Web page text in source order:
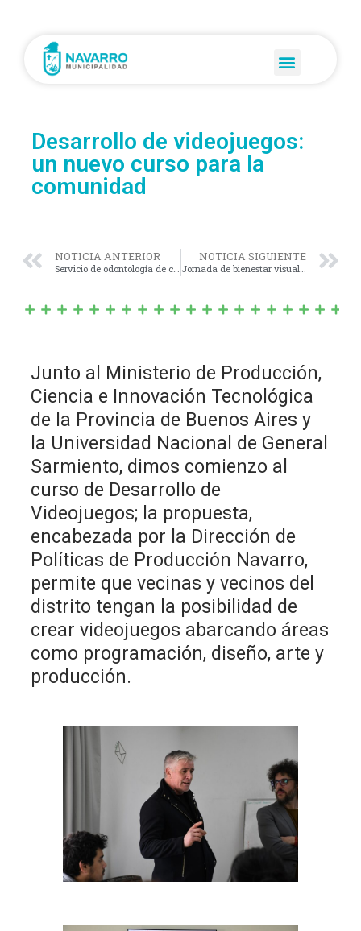
Desarrollo de videojuegos:
un nuevo curso para la
comunidad
NOTICIA ANTERIOR
Servicio de odontología de calidad: trabajando arduo por la salud
NOTICIA SIGUIENTE
Jornada de bienestar visual y cardiovascular: más salud para nuestros adultos mayores
Junto al Ministerio de Producción,
Ciencia e Innovación Tecnológica
de la Provincia de Buenos Aires y
la Universidad Nacional de General
Sarmiento, dimos comienzo al
curso de Desarrollo de
Videojuegos; la propuesta,
encabezada por la Dirección de
Políticas de Producción Navarro,
permite que vecinas y vecinos del
distrito tengan la posibilidad de
crear videojuegos abarcando áreas
como programación, diseño, arte y
producción.